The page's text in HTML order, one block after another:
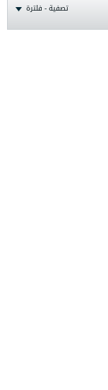
تصفية - فلترة